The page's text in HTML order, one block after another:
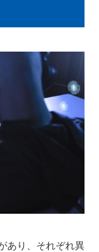
あり、それぞれ異